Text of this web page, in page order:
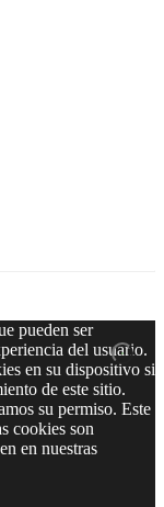
pueden ser
del usuario.
en su dispositivo si
de este sitio.
su permiso. Este
cookies son
en nuestras